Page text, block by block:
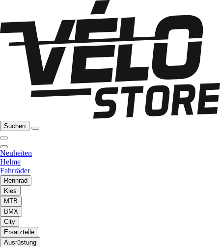
Suchen
Neuheiten
Helme
Fahrräder
Rennrad
Kies
MTB
BMX
City
Ersatzteile
Ausrüstung